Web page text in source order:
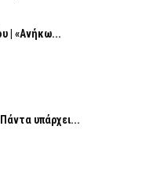
| «Ανήκω...
υπάρχει...